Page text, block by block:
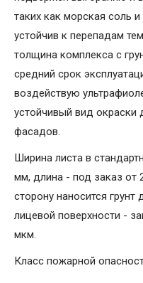
таких как морская соль
устойчив к перепадам
толщина комплекса с
средний срок
воздействую
устойчивый вид окраски
фасадов.
Ширина листа в
мм, длина - под заказ от
сторону наносится
лицевой поверхности -
мкм.
Класс пожарной